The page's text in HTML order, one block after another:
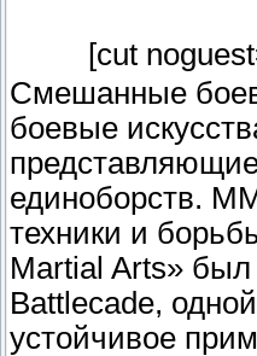
[cut
Смешанные
боевые
единоборств.
техники и
Martial Arts»
Battlecade,
устойчивое